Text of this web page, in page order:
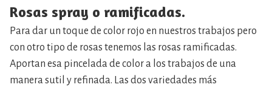
Rosas spray o ramificadas.
Para dar un toque de color rojo en nuestros trabajos pero
con otro tipo de rosas tenemos las rosas ramificadas.
Aportan esa pincelada de color a los trabajos de una
manera sutil y refinada. Las dos variedades más